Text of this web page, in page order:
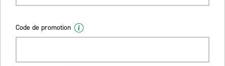
Code de promotion